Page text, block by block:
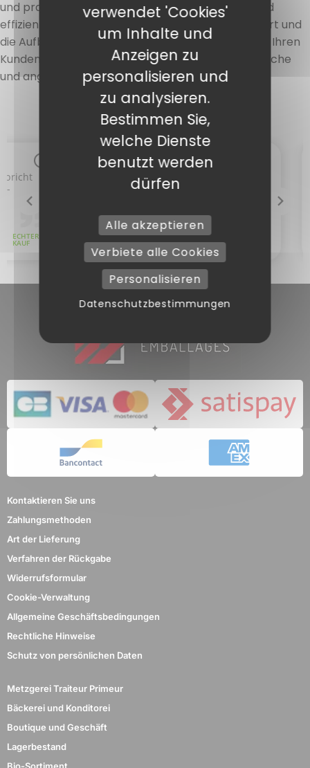
und praktische Lösung für einen reibungslosen und
effizienten Service. Vereinfachen Sie den Transport und
die Aufbewahrung Ihrer Mahlzeiten und bieten Sie Ihren
Kunden oder Mitarbeitern gleichzeitig eine praktische
und angenehme Erfahrung.
Kontaktieren Sie uns
Zahlungsmethoden
Art der Lieferung
Verfahren der Rückgabe
Widerrufsformular
Cookie-Verwaltung
Allgemeine Geschäftsbedingungen
Rechtliche Hinweise
Schutz von persönlichen Daten
Metzgerei Traiteur Primeur
Bäckerei und Konditorei
Boutique und Geschäft
Lagerbestand
verwendet 'Cookies'
um Inhalte und
Anzeigen zu
personalisieren und
zu analysieren.
Bestimmen Sie,
welche Dienste
benutzt werden
dürfen
Alle akzeptieren
Verbiete alle Cookies
Personalisieren
Datenschutzbestimmungen